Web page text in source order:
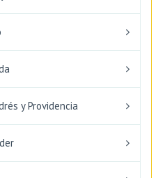
y Providencia